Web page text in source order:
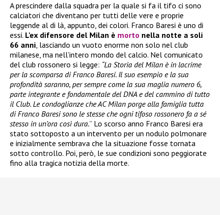
A prescindere dalla squadra per la quale si fa il tifo ci sono
calciatori che diventano per tutti delle vere e proprie
leggende al di là, appunto, dei colori. Franco Baresi è uno di
essi. L’ex difensore del Milan è morto nella notte a soli
66 anni, lasciando un vuoto enorme non solo nel club
milanese, ma nell’intero mondo del calcio. Nel comunicato
del club rossonero si legge: “La Storia del Milan è in lacrime
per la scomparsa di Franco Baresi. Il suo esempio e la sua
profondità saranno, per sempre come la sua maglia numero 6,
parte integrante e fondamentale del DNA e del cammino di tutto
il Club. Le condoglianze che AC Milan porge alla famiglia tutta
di Franco Baresi sono le stesse che ogni tifoso rossonero fa a sé
stesso in un’ora così dura.” Lo scorso anno Franco Baresi era
stato sottoposto a un intervento per un nodulo polmonare
e inizialmente sembrava che la situazione fosse tornata
sotto controllo. Poi, però, le sue condizioni sono peggiorate
fino alla tragica notizia della morte.